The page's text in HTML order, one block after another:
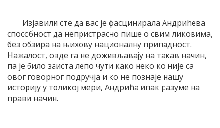
Изјавили сте да вас је фасцинирала Андрићева
способност да непристрасно пише о свим ликовима,
без обзира на њихову националну припадност.
Нажалост, овде га не доживљавају на такав начин,
па је било заиста лепо чути како неко ко није са
овог говорног подручја и ко не познаје нашу
историју у толикој мери, Андрића ипак разуме на
прави начин.